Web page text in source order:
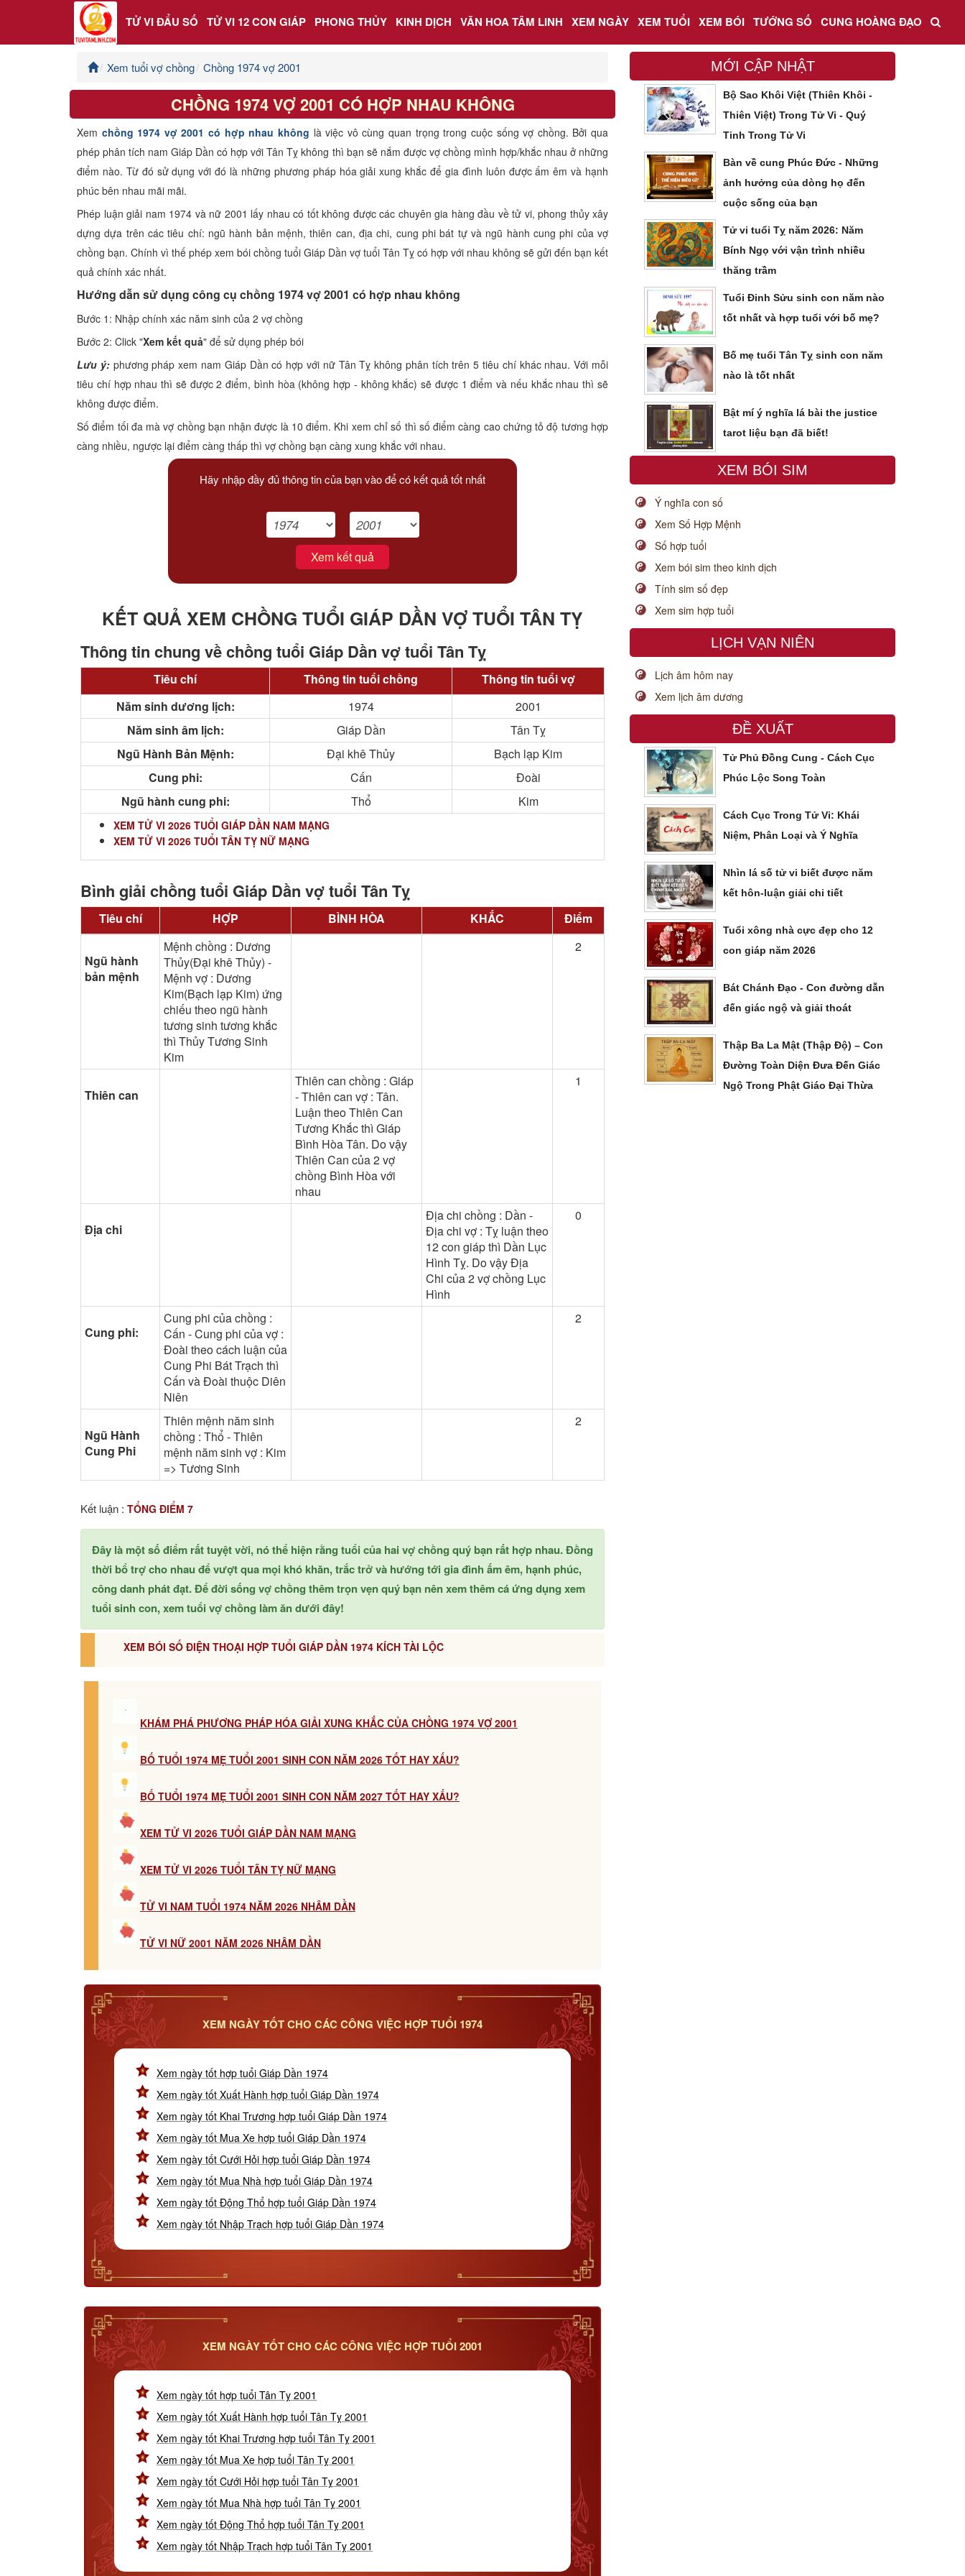
TỬ VI ĐẨU SỐ TỬ VI 12 CON GIÁP PHONG THỦY KINH DỊCH VĂN HOA TÂM LINH XEM NGÀY XEM TUỔI XEM BÓI TƯỚNG SỐ CUNG HOÀNG ĐẠO
Tử Vi Đẩu Số
Tử Vi 12 Con Giáp
Văn Hoa Tâm linh
Cung hoàng đạo
Xem tuổi vợ chồng Chồng 1974 vợ 2001
CHỒNG 1974 VỢ 2001 CÓ HỢP NHAU KHÔNG
Xem chồng 1974 vợ 2001 có hợp nhau không là việc vô cùng quan trọng trong cuộc sống vợ chồng. Bởi qua
phép phân tích nam Giáp Dần có hợp với Tân Tỵ không thì bạn sẽ nắm được vợ chồng mình hợp/khắc nhau ở những
điểm nào. Từ đó sử dụng với đó là những phương pháp hóa giải xung khắc để gia đình luôn được ấm êm và hạnh
phúc bên nhau mãi mãi.
Phép luận giải nam 1974 và nữ 2001 lấy nhau có tốt không được các chuyên gia hàng đầu về tử vi, phong thủy xây
dựng dựa trên các tiêu chí: ngũ hành bản mệnh, thiên can, địa chi, cung phi bát tự và ngũ hành cung phi của vợ
chồng bạn. Chính vì thế phép xem bói chồng tuổi Giáp Dần vợ tuổi Tân Tỵ có hợp với nhau không sẽ gửi đến bạn kết
quả chính xác nhất.
Hướng dẫn sử dụng công cụ chồng 1974 vợ 2001 có hợp nhau không
Bước 1: Nhập chính xác năm sinh của 2 vợ chồng
Bước 2: Click "Xem kết quả" để sử dụng phép bói
Lưu ý:phương pháp xem nam Giáp Dần có hợp với nữ Tân Tỵ không phân tích trên 5 tiêu chí khác nhau. Với mỗi
tiêu chí hợp nhau thì sẽ được 2 điểm, bình hòa (không hợp - không khắc) sẽ được 1 điểm và nếu khắc nhau thì sẽ
không được điểm.
Số điểm tối đa mà vợ chồng bạn nhận được là 10 điểm. Khi xem chỉ số thì số điểm càng cao chứng tỏ độ tương hợp
càng nhiều, ngược lại điểm càng thấp thì vợ chồng bạn càng xung khắc với nhau.
Hãy nhập đầy đủ thông tin của bạn vào để có kết quả tốt nhất
Xem kết quả
KẾT QUẢ XEM CHỒNG TUỔI GIÁP DẦN VỢ TUỔI TÂN TỴ
Thông tin chung về chồng tuổi Giáp Dần vợ tuổi Tân Tỵ
Tiêu chí Thông tin tuổi chồng
Thông tin tuổi vợ
Năm sinh dương lịch:
1974
2001
Năm sinh âm lịch:
Giáp Dần
Tân Tỵ
Ngũ Hành Bản Mệnh:
Đại khê Thủy
Bạch lạp Kim
Cung phi:
Cấn
Đoài
Ngũ hành cung phi:
Thổ Kim
XEM TỬ VI 2026 TUỔI GIÁP DẦN NAM MẠNG
XEM TỬ VI 2026 TUỔI TÂN TỴ NỮ MẠNG
Bình giải chồng tuổi Giáp Dần vợ tuổi Tân Tỵ
Tiêu chí HỢP BÌNH HÒA KHẮC Điểm
Ngũ hành
bản mệnh
Mệnh chồng : Dương
Thủy(Đại khê Thủy) -
Mệnh vợ : Dương
Kim(Bạch lạp Kim) ứng
chiếu theo ngũ hành
tương sinh tương khắc
thì Thủy Tương Sinh
Kim
2
Thiên can
Thiên can chồng : Giáp
- Thiên can vợ : Tân.
Luận theo Thiên Can
Tương Khắc thì Giáp
Bình Hòa Tân. Do vậy
Thiên Can của 2 vợ
chồng Bình Hòa với
nhau
1
Địa chi
Địa chi chồng : Dần -
Địa chi vợ : Tỵ luận theo
12 con giáp thì Dần Lục
Hình Tỵ. Do vậy Địa
Chi của 2 vợ chồng Lục
Hình
0
Cung phi:
Cung phi của chồng :
Cấn - Cung phi của vợ :
Đoài theo cách luận của
Cung Phi Bát Trạch thì
Cấn và Đoài thuộc Diên
Niên
2
Ngũ Hành
Cung Phi
Thiên mệnh năm sinh
chồng : Thổ - Thiên
mệnh năm sinh vợ : Kim
=> Tương Sinh
2
Kết luận : TỔNG ĐIỂM 7
Đây là một số điểm rất tuyệt vời, nó thể hiện rằng tuổi của hai vợ chồng quý bạn rất hợp nhau. Đồng
thời bổ trợ cho nhau để vượt qua mọi khó khăn, trắc trở và hướng tới gia đình ấm êm, hạnh phúc,
công danh phát đạt. Để đời sống vợ chồng thêm trọn vẹn quý bạn nên xem thêm cá ứng dụng xem
tuổi sinh con, xem tuổi vợ chồng làm ăn dưới đây!
XEM BÓI SỐ ĐIỆN THOẠI HỢP TUỔI GIÁP DẦN 1974 KÍCH TÀI LỘC
KHÁM PHÁ PHƯƠNG PHÁP HÓA GIẢI XUNG KHẮC CỦA CHỒNG 1974 VỢ 2001
BỐ TUỔI 1974 MẸ TUỔI 2001 SINH CON NĂM 2026 TỐT HAY XẤU?
BỐ TUỔI 1974 MẸ TUỔI 2001 SINH CON NĂM 2027 TỐT HAY XẤU?
XEM TỬ VI 2026 TUỔI GIÁP DẦN NAM MẠNG
XEM TỬ VI 2026 TUỔI TÂN TỴ NỮ MẠNG
TỬ VI NAM TUỔI 1974 NĂM 2026 NHÂM DẦN
TỬ VI NỮ 2001 NĂM 2026 NHÂM DẦN
XEM NGÀY TỐT CHO CÁC CÔNG VIỆC HỢP TUỔI 1974
Xem ngày tốt hợp tuổi Giáp Dần 1974
Xem ngày tốt Xuất Hành hợp tuổi Giáp Dần 1974
Xem ngày tốt Khai Trương hợp tuổi Giáp Dần 1974
Xem ngày tốt Mua Xe hợp tuổi Giáp Dần 1974
Xem ngày tốt Cưới Hỏi hợp tuổi Giáp Dần 1974
Xem ngày tốt Mua Nhà hợp tuổi Giáp Dần 1974
Xem ngày tốt Động Thổ hợp tuổi Giáp Dần 1974
Xem ngày tốt Nhập Trạch hợp tuổi Giáp Dần 1974
XEM NGÀY TỐT CHO CÁC CÔNG VIỆC HỢP TUỔI 2001
Xem ngày tốt hợp tuổi Tân Tỵ 2001
Xem ngày tốt Xuất Hành hợp tuổi Tân Tỵ 2001
Xem ngày tốt Khai Trương hợp tuổi Tân Tỵ 2001
Xem ngày tốt Mua Xe hợp tuổi Tân Tỵ 2001
Xem ngày tốt Cưới Hỏi hợp tuổi Tân Tỵ 2001
Xem ngày tốt Mua Nhà hợp tuổi Tân Tỵ 2001
Xem ngày tốt Động Thổ hợp tuổi Tân Tỵ 2001
Xem ngày tốt Nhập Trạch hợp tuổi Tân Tỵ 2001
MỚI CẬP NHẬT
Bộ Sao Khôi Việt (Thiên Khôi -
Thiên Việt) Trong Tử Vi - Quý
Tinh Trong Tử Vi
Bàn về cung Phúc Đức - Những
ảnh hưởng của dòng họ đến
cuộc sống của bạn
Tử vi tuổi Tỵ năm 2026: Năm
Bính Ngọ với vận trình nhiều
thăng trầm
Tuổi Đinh Sửu sinh con năm nào
tốt nhất và hợp tuổi với bố mẹ?
Bố mẹ tuổi Tân Tỵ sinh con năm
nào là tốt nhất
Bật mí ý nghĩa lá bài the justice
tarot liệu bạn đã biết!
XEM BÓI SIM
Ý nghĩa con số
Xem Số Hợp Mệnh
Số hợp tuổi
Xem bói sim theo kinh dịch
Tính sim số đẹp
Xem sim hợp tuổi
LỊCH VẠN NIÊN
Lịch âm hôm nay
Xem lịch âm dương
ĐỀ XUẤT
Tử Phủ Đồng Cung - Cách Cục
Phúc Lộc Song Toàn
Cách Cục Trong Tử Vi: Khái
Niệm, Phân Loại và Ý Nghĩa
Nhìn lá số tử vi biết được năm
kết hôn-luận giải chi tiết
Tuổi xông nhà cực đẹp cho 12
con giáp năm 2026
Bát Chánh Đạo - Con đường dẫn
đến giác ngộ và giải thoát
Thập Ba La Mật (Thập Độ) – Con
Đường Toàn Diện Đưa Đến Giác
Ngộ Trong Phật Giáo Đại Thừa